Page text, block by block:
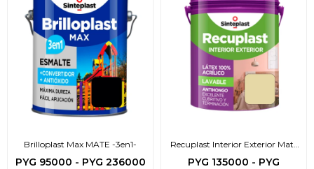
Brilloplast Max MATE -3en1-
PYG 95000 - PYG 236000
Recuplast Interior Exterior Mate
Premium
PYG 135000 - PYG